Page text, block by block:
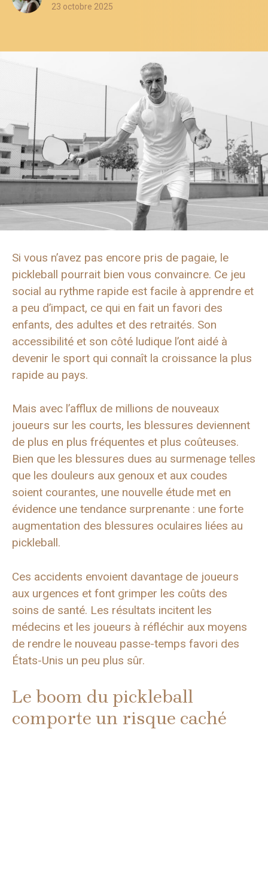
23 octobre 2025
Si vous n’avez pas encore pris de pagaie, le
pickleball pourrait bien vous convaincre. Ce jeu
social au rythme rapide est facile à apprendre et
a peu d’impact, ce qui en fait un favori des
enfants, des adultes et des retraités. Son
accessibilité et son côté ludique l’ont aidé à
devenir le sport qui connaît la croissance la plus
rapide au pays.
Mais avec l’afflux de millions de nouveaux
joueurs sur les courts, les blessures deviennent
de plus en plus fréquentes et plus coûteuses.
Bien que les blessures dues au surmenage telles
que les douleurs aux genoux et aux coudes
soient courantes, une nouvelle étude met en
évidence une tendance surprenante : une forte
augmentation des blessures oculaires liées au
pickleball.
Ces accidents envoient davantage de joueurs
aux urgences et font grimper les coûts des
soins de santé. Les résultats incitent les
médecins et les joueurs à réfléchir aux moyens
de rendre le nouveau passe-temps favori des
États-Unis un peu plus sûr.
Le boom du pickleball
comporte un risque caché